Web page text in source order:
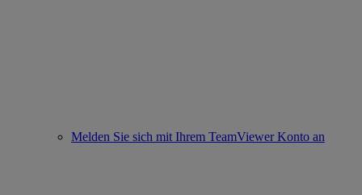
Melden Sie sich mit Ihrem TeamViewer Konto an